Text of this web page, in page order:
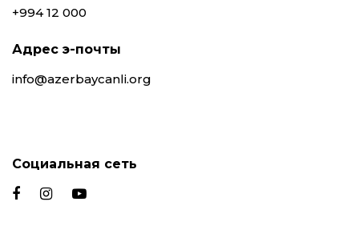
+994 12 000
Адрес э-почты
info@azerbaycanli.org
Социальная сеть